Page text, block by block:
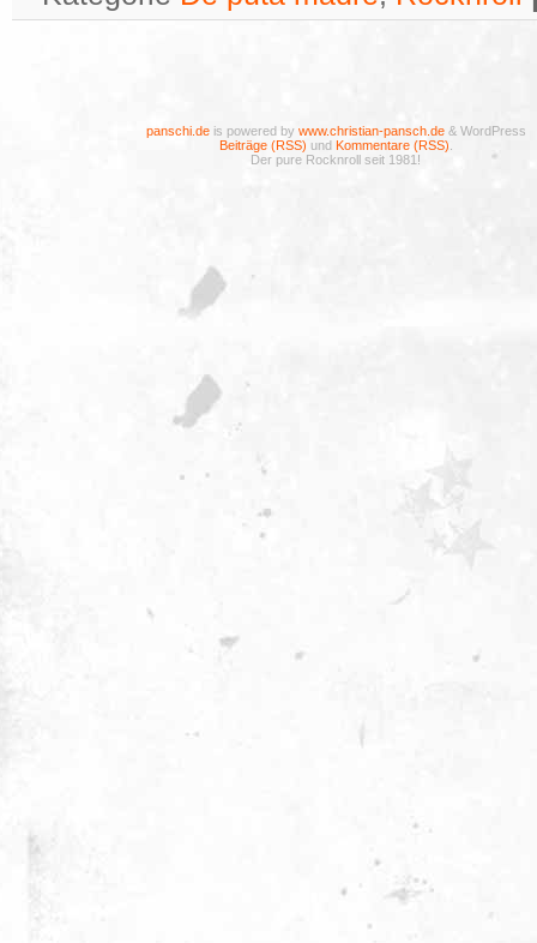
panschi.deis powered by www.christian-pansch.de& WordPress
Beiträge (RSS) und Kommentare (RSS)
Der pure Rocknroll seit 1981!